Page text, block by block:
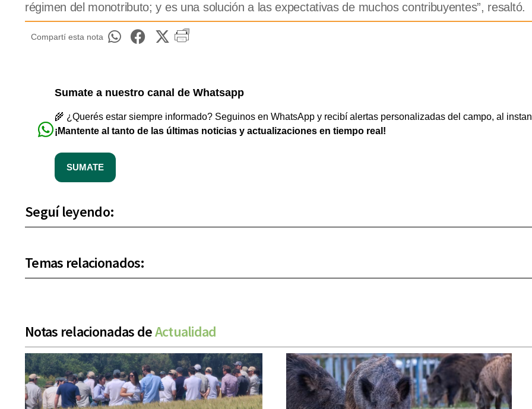
régimen del monotributo; y es una solución a las expectativas de muchos contribuyentes”, resaltó.
Compartí esta nota
Sumate a nuestro canal de Whatsapp
🌾 ¿Querés estar siempre informado? Seguinos en WhatsApp y recibí alertas personalizadas del campo, al
¡Mantente al tanto de las últimas noticias y actualizaciones en tiempo real!
SUMATE
Seguí leyendo:
Temas relacionados:
Notas relacionadas deActualidad